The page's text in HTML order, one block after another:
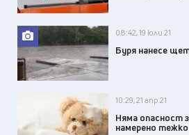
08:42, 19 юли 21
Буря нанесе
10:29, 21 апр 21
Няма опасност
намерено